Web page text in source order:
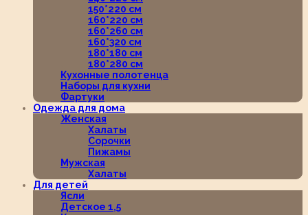
150*220 см
160*220 см
160*260 см
160*320 см
180*180 см
180*280 см
Кухонные полотенца
Наборы для кухни
Фартуки
Одежда для дома
Женская
Халаты
Сорочки
Пижамы
Мужская
Халаты
Для детей
Ясли
Детское 1,5